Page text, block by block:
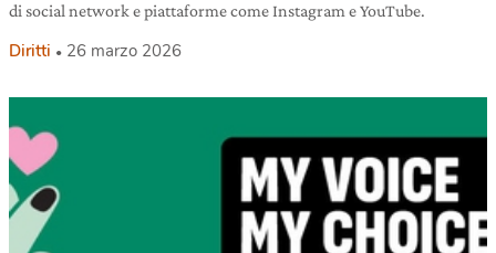
di social network e piattaforme come Instagram e YouTube.
Diritti 26 marzo 2026